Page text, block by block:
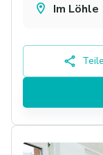
Im Löhle